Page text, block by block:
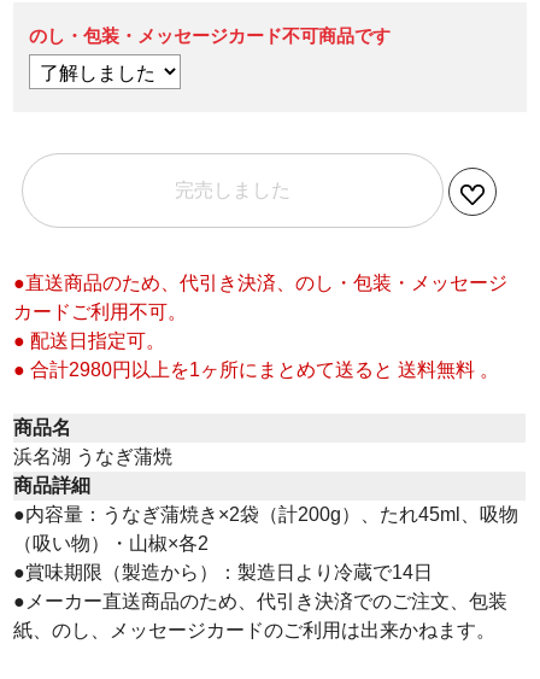
のし・包装・メッセージカード不可商品です
完売しました
●直送商品のため、代引き決済、のし・包装・メッセージ
カードご利用不可。
● 配送日指定可。
● 合計2980円以上を1ヶ所にまとめて送ると 送料無料 。
商品名
浜名湖 うなぎ蒲焼
商品詳細
●内容量：うなぎ蒲焼き×2袋（計200g）、たれ45ml、吸物
（吸い物）・山椒×各2
●賞味期限（製造から）：製造日より冷蔵で14日
●メーカー直送商品のため、代引き決済でのご注文、包装
紙、のし、メッセージカードのご利用は出来かねます。